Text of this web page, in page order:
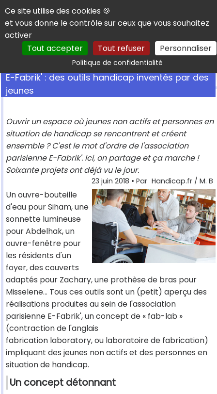
Panneau de gestion des cookies
Ce site utilise des cookies 🍪
et vous donne le contrôle sur ceux que vous souhaitez
activer
Tout accepter
Tout refuser Personnaliser
Politique de confidentialitéRechercher
E-Fabrik' : des outils handicap inventés par des
jeunes
Ouvrir un espace où jeunes non actifs et personnes en
situation de handicap se rencontrent et créent
ensemble ? C'est le mot d'ordre de l'association
parisienne E-Fabrik'. Ici, on partage et ça marche !
Soixante projets ont déjà vu le jour.
23 juin 2018 • Par Handicap.fr / M. B
Un ouvre-bouteille
d'eau pour Siham, une
sonnette lumineuse
pour Abdelhak, un
ouvre-fenêtre pour
les résidents d'un
foyer, des couverts
adaptés pour Zachary, une prothèse de bras pour
Misselene… Tous ces outils sont un (petit) aperçu des
réalisations produites au sein de l'association
parisienne E-Fabrik', un concept de « fab-lab »
(contraction de l'anglais
fabrication laboratory, ou laboratoire de fabrication)
impliquant des jeunes non actifs et des personnes en
situation de handicap.
Un concept détonnant